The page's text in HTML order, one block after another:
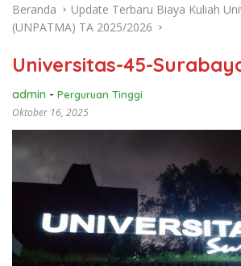
Beranda
Update Terbaru Biaya Kuliah
(UNPATMA) TA 2025/2026
Universitas-45-
admin - Perguruan Tinggi
Oktober 16, 2025